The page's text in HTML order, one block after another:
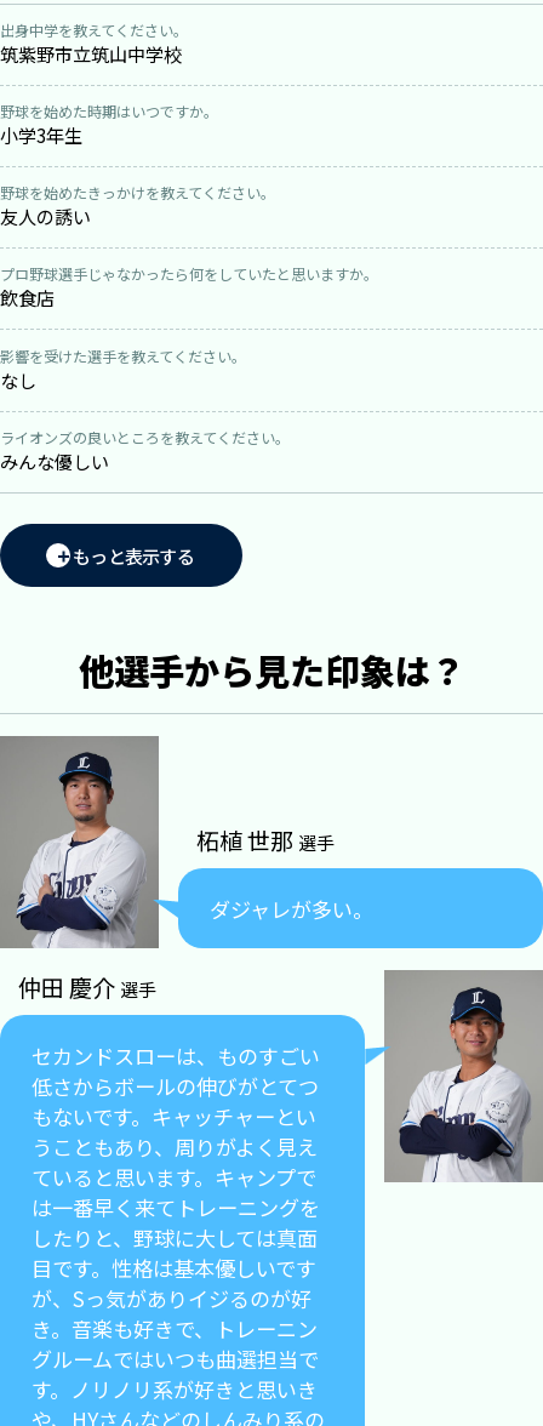
出身中学を教えてください。
筑紫野市立筑山中学校
野球を始めた時期はいつですか。
小学3年生
野球を始めたきっかけを教えてください。
友人の誘い
プロ野球選手じゃなかったら何をしていたと思いますか。
飲食店
影響を受けた選手を教えてください。
なし
ライオンズの良いところを教えてください。
みんな優しい
もっと表示する
他選手から見た印象は？
柘植 世那 選手
ダジャレが多い。
仲田 慶介 選手
セカンドスローは、ものすごい
低さからボールの伸びがとてつ
もないです。キャッチャーとい
うこともあり、周りがよく見え
ていると思います。キャンプで
は一番早く来てトレーニングを
したりと、野球に大しては真面
目です。性格は基本優しいです
が、Sっ気がありイジるのが好
き。音楽も好きで、トレーニン
グルームではいつも曲選担当で
す。ノリノリ系が好きと思いき
や、HYさんなどのしんみり系の